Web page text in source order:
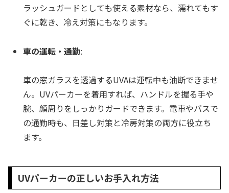
ラッシュガードとしても使える素材なら、濡れてもす
ぐに乾き、冷え対策にもなります。
車の運転・通勤:
車の窓ガラスを透過するUVAは運転中も油断できませ
ん。UVパーカーを着用すれば、ハンドルを握る手や
腕、顔周りをしっかりガードできます。電車やバスで
の通勤時も、日差し対策と冷房対策の両方に役立ち
ます。
UVパーカーの正しいお手入れ方法